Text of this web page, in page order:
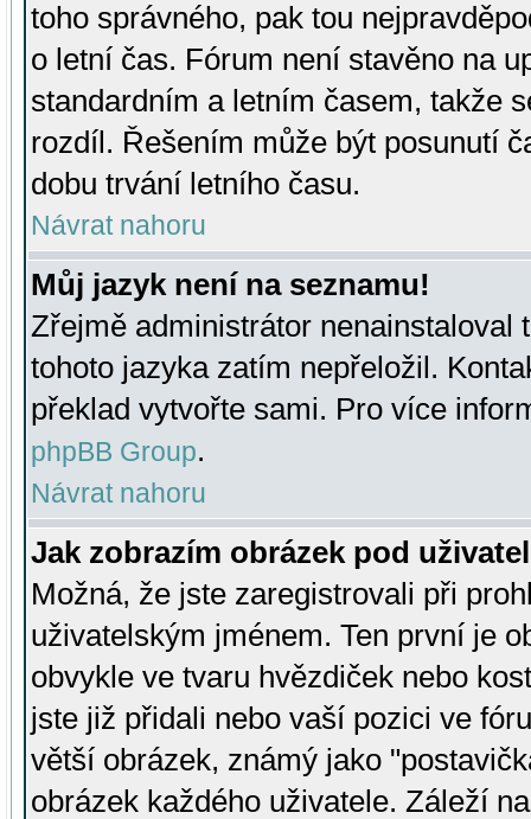
toho správného, pak tou
o letní čas. Fórum není stavěno na
standardním a letním časem, takže
rozdíl. Řešením může být posunutí
dobu trvání letního času.
Návrat nahoru
Můj jazyk není na seznamu!
Zřejmě administrátor nenainstaloval
tohoto jazyka zatím nepřeložil.
překlad vytvořte sami. Pro více
phpBB Group.
Návrat nahoru
Jak zobrazím obrázek pod
Možná, že jste zaregistrovali při
uživatelským jménem. Ten první je
obvykle ve tvaru hvězdiček nebo
jste již přidali nebo vaší pozici ve
větší obrázek, známý jako
obrázek každého uživatele. Záleží